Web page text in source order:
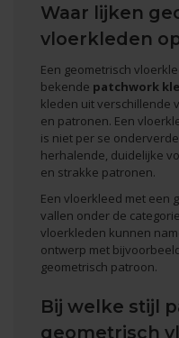
Waar lijken
vloerkleden
Een geometrisch
bekende patchwork
kleden uit verschillende
en patronen. Een
is niet per se
herhalende, duidelijke
en strakke patronen.
Een vloerkleed met een
vallen onder de categorie
vloerkleden kunnen
ontwerp met
geometrisch patroon.
Bij welke stijl
geometrisch